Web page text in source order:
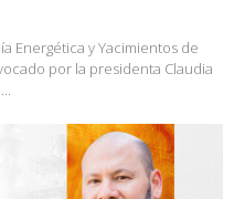
Energética y Yacimientos de
por la presidenta Claudia